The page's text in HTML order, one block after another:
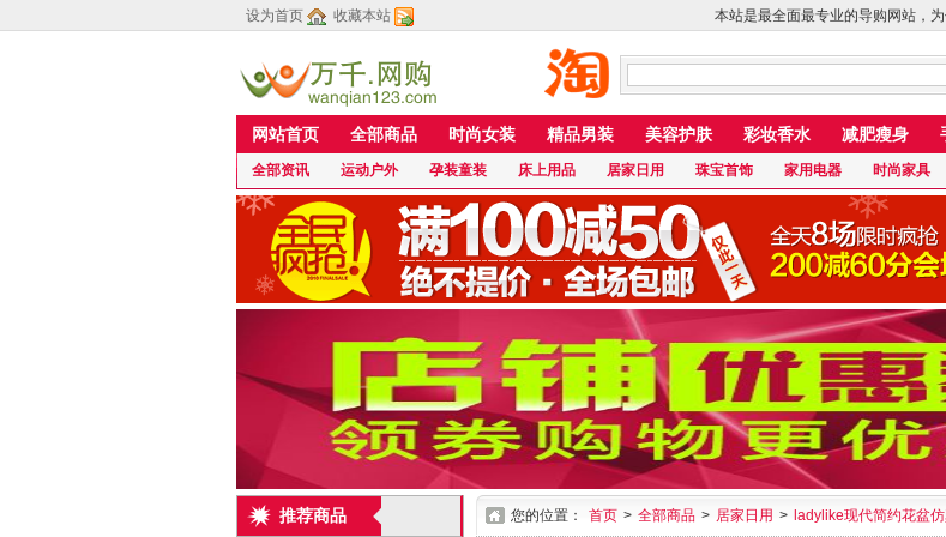
设为首页 收藏本站 本站是最全面最专业的导购网站，
网站首页 全部商品 时尚女装 精品男装 美容护肤 彩妆香水 减肥瘦身
全部资讯 运动户外 孕装童装 床上用品 居家日用 珠宝首饰 家用电器 时尚家具
推荐商品 您的位置： 首页 > 全部商品 > 居家日用 > ladylike现代简约花盆